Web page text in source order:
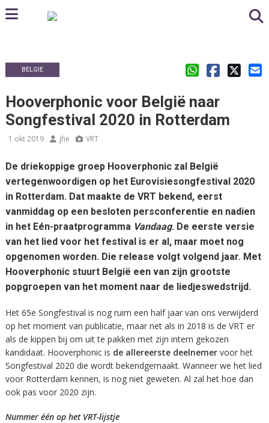
BELGIE
Hooverphonic voor België naar
Songfestival 2020 in Rotterdam
1 okt 2019 jhe VRT
De driekoppige groep Hooverphonic zal België
vertegenwoordigen op het Eurovisiesongfestival 2020
in Rotterdam. Dat maakte de VRT bekend, eerst
vanmiddag op een besloten persconferentie en nadien
in het Eén-praatprogramma Vandaag. De eerste versie
van het lied voor het festival is er al, maar moet nog
opgenomen worden. Die release volgt volgend jaar. Met
Hooverphonic stuurt België een van zijn grootste
popgroepen van het moment naar de liedjeswedstrijd.
Het 65e Songfestival is nog ruim een half jaar van ons verwijderd
op het moment van publicatie, maar net als in 2018 is de VRT er
als de kippen bij om uit te pakken met zijn intern gekozen
kandidaat. Hooverphonic is de allereerste deelnemervoor het
Songfestival 2020 die wordt bekendgemaakt. Wanneer we het lied
voor Rotterdam kennen, is nog niet geweten. Al zal het hoe dan
ook pas voor 2020 zijn.
Nummer één op het VRT-lijstje